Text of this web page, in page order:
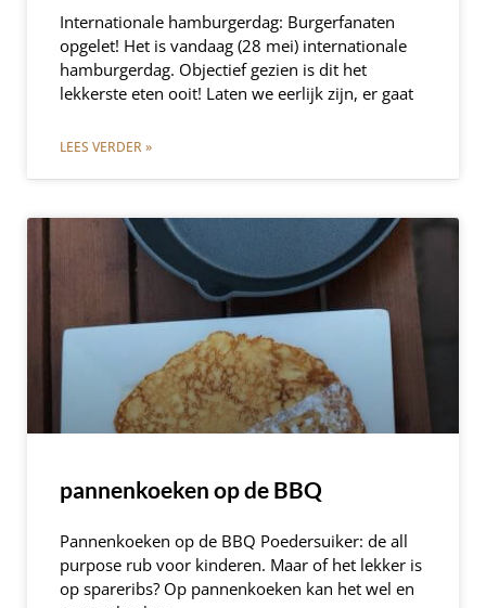
Internationale hamburgerdag: Burgerfanaten
opgelet! Het is vandaag (28 mei) internationale
hamburgerdag. Objectief gezien is dit het
lekkerste eten ooit! Laten we eerlijk zijn, er gaat
LEES VERDER »
pannenkoeken op de BBQ
Pannenkoeken op de BBQ Poedersuiker: de all
purpose rub voor kinderen. Maar of het lekker is
op spareribs? Op pannenkoeken kan het wel en